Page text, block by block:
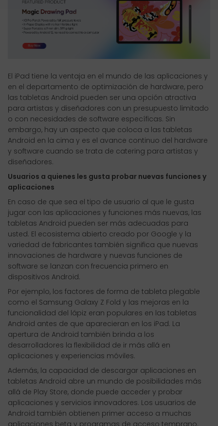
El iPad tiene la ventaja en el mundo de las aplicaciones y
en el departamento de optimización de hardware, pero
las tabletas Android pueden ser una opción atractiva
para artistas y diseñadores con un presupuesto limitado
o con necesidades de software específicas. Sin
embargo, hay un aspecto que coloca a las tabletas
Android en la cima y es el avance continuo del hardware
y software cuando se trata de catering para artistas y
diseñadores.
Usuarios a quienes les gusta probar nuevas funciones y
aplicaciones
En caso de que sea el tipo de usuario al que le gusta
jugar con las aplicaciones y funciones más nuevas, las
tabletas Android pueden ser más adecuadas para
usted. El ecosistema abierto creado por Google y la
variedad de fabricantes también significa que nuevas
innovaciones de hardware y nuevas funciones de
software se lanzan con frecuencia primero en
dispositivos Android.
Por ejemplo, los factores de forma de tableta plegable
como el Samsung Galaxy Z Fold y las mejoras en la
funcionalidad del lápiz eran populares en las tabletas
Android antes de que aparecieran en los iPad. La
apertura de Android también brinda a los
desarrolladores la flexibilidad de ir más allá en
aplicaciones y experiencias móviles.
Además, la capacidad de descargar aplicaciones en
tabletas Android abre un mundo de posibilidades más
allá de Play Store, donde puede acceder y probar
aplicaciones y servicios innovadores. Los usuarios de
Android también obtienen primer acceso a muchas